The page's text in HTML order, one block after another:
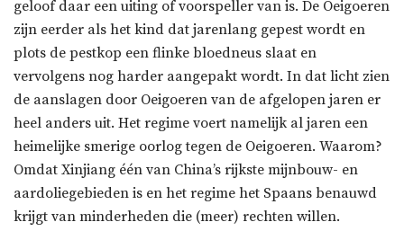
geloof daar een uiting of voorspeller van is. De Oeigoeren
zijn eerder als het kind dat jarenlang gepest wordt en
plots de pestkop een flinke bloedneus slaat en
vervolgens nog harder aangepakt wordt. In dat licht zien
de aanslagen door Oeigoeren van de afgelopen jaren er
heel anders uit. Het regime voert namelijk al jaren een
heimelijke smerige oorlog tegen de Oeigoeren. Waarom?
Omdat Xinjiang één van China’s rijkste mijnbouw- en
aardoliegebieden is en het regime het Spaans benauwd
krijgt van minderheden die (meer) rechten willen.